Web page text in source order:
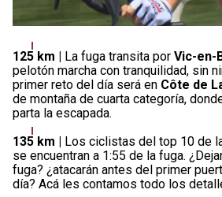
125 km | La fuga transita por Vic-en-
pelotón marcha con tranquilidad, sin
primer reto del día será en Côte de
de montaña de cuarta categoría,
parta la escapada.
135 km | Los ciclistas del top 10 de
se encuentran a 1:55 de la fuga.
fuga? ¿atacarán antes del primer
día? Acá les contamos todo los